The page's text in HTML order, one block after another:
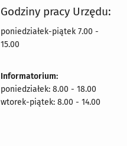
Godziny pracy Urzędu:
poniedziałek-piątek 7.00 -
15.00
Informatorium:
poniedziałek: 8.00 - 18.00
wtorek-piątek: 8.00 - 14.00